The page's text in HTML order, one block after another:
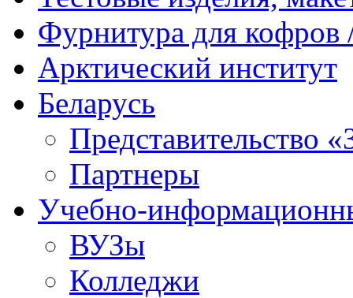
Фурнитура для кофров
Арктический институт
Беларусь
Представительство
Партнеры
Учебно-
ВУЗы
Колледжи